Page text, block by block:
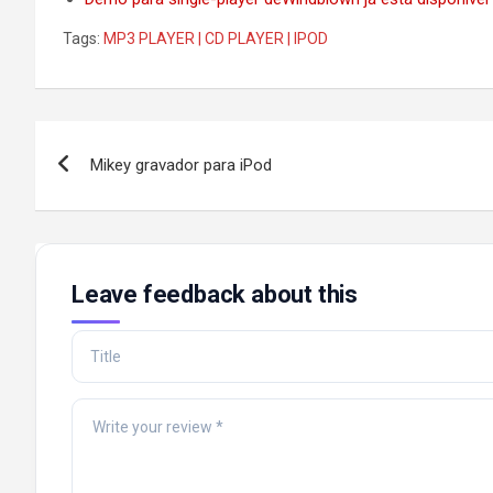
Tags: MP3 PLAYER | CD PLAYER | IPOD
navigation
Mikey gravador para iPod
Leave feedback about this